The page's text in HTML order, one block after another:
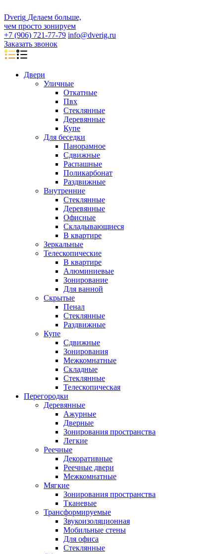
Dverig Делаем больше,
чем просто зонируем
+7 (906) 721-77-79 info@dverig.ru
Заказать звонок
Двери
Уличные
Откатные
Пвх
Стеклянные
Деревянные
Купе
Для беседки
Панорамное
Сдвижные
Распашные
Поликарбонат
Раздвижные
Внутренние
Стеклянные
Деревянные
Офисные
Складывающиеся
В квартире
Зеркальные
Телескопические
В квартире
Алюминиевые
Зонирование
Для ванной
Скрытые
Пенал
Стеклянные
Раздвижные
Купе
Сдвижные
Зонирования
Межкомнатные
Складные
Стеклянные
Телескопическая
Перегородки
Деревянные
Ажурные
Дверные
Зонирования пространства
Легкие
Реечные
Декоративные
Реечные двери
Межкомнатные
Мягкие
Зонирования пространства
Тканевые
Трансформируемые
Звукоизоляционная
Мобильные стены
Для офиса
Стеклянные